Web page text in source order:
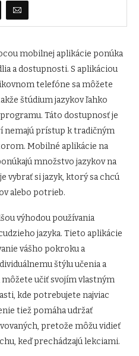
mobilnej aplikácie ponúka
a dostupnosti. S aplikáciou
telefóne sa môžete
štúdium jazykov ľahko
Táto dostupnosť je
nemajú prístup k tradičným
Mobilné aplikácie na
množstvo jazykov na
vybrať si jazyk, ktorý sa chcú
alebo potrieb.
výhodou používania
jazyka. Tieto aplikácie
vášho pokroku a
štýlu učenia a
môžete učiť svojím vlastným
kde potrebujete najviac
tiež pomáha udržať
pretože môžu vidieť
keď prechádzajú lekciami.